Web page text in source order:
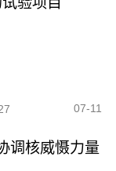
07-11
调核威慑力量